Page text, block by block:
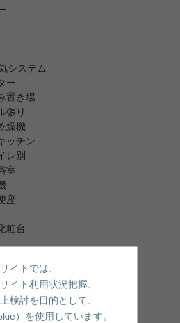
システム
ー
置き場
張り
燥機
ッチン
レ別
室
座
粧台
ス
ックス
イトでは、
イト利用状況把握、
検討を目的として、
）を使用しています。